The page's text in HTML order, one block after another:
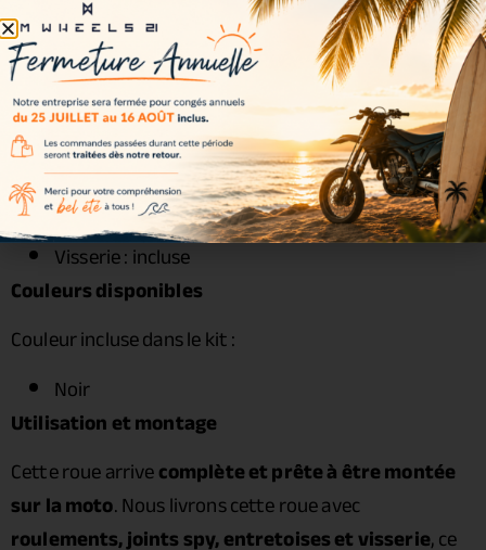
Cercle :Excel A60 2.15 x 18
Moyeu :Haan Wheels
Rayons : acier zingué
Écrous : acier renforcé
Roulements : inclus
Joints spy : inclus
Entretoises : incluses
Visserie : incluse
Couleurs disponibles
Couleur incluse dans le kit :
Noir
Utilisation et montage
Cette roue arrivecomplète et prête à être montée
sur la moto. Nous livrons cette roue avec
roulements, joints spy, entretoises et visserie, ce